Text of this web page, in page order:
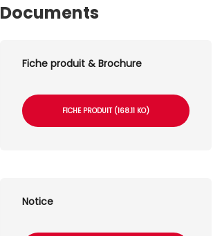
Documents
Fiche produit & Brochure
FICHE PRODUIT (168.11 KO)
Notice